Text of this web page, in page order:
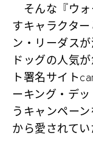
そんな『ウォ
すキャラクタ
ン・リーダス
ドッグの人気
ト署名サイト
ーキング・デ
うキャンペー
から愛されてい